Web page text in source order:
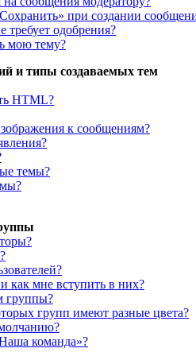
при создании
одобрения?
мою тему?
и типы создаваемых тем
HTML?
к сообщениям?
темы?
как мне вступить в них?
группы?
групп имеют разные цвета?
команда»?